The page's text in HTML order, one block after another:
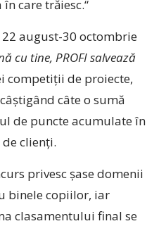
care trăiesc.“
august-30 octombrie
cu tine, PROFI salvează
competiții de proiecte,
câte o sumă
de puncte acumulate în
clienți.
privesc șase domenii
binele copiilor, iar
clasamentului final se